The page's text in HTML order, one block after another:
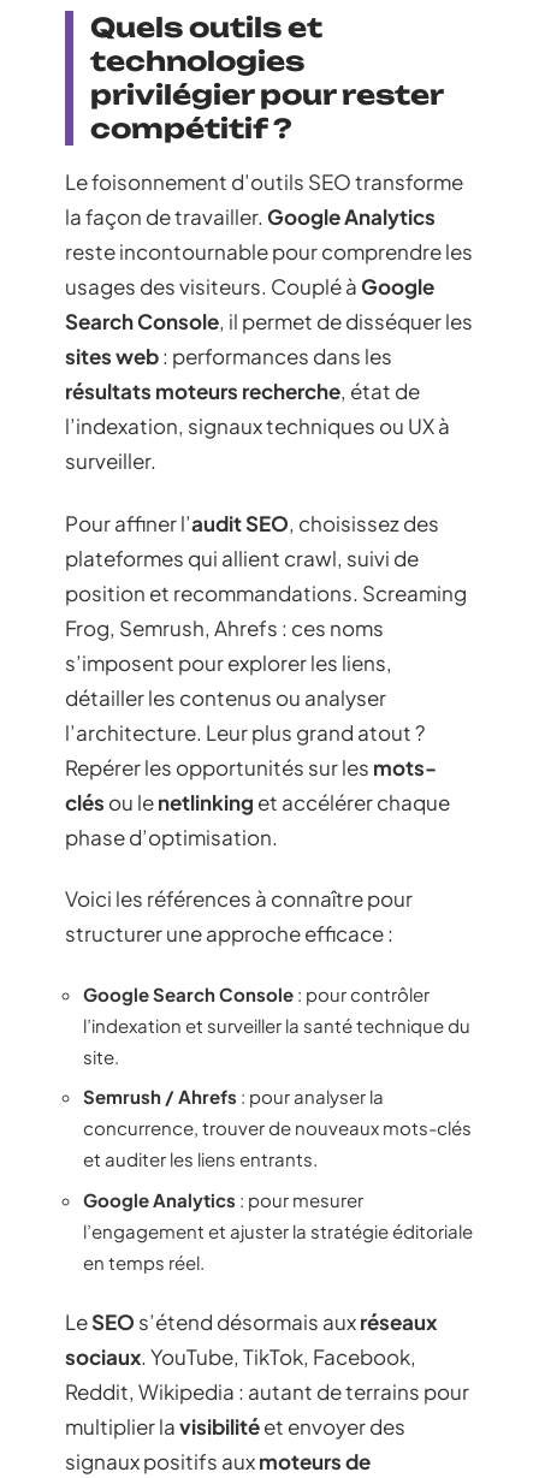
Quels outils et
technologies
privilégier pour rester
compétitif ?
Le foisonnement d’outils SEO transforme
la façon de travailler. Google Analytics
reste incontournable pour comprendre les
usages des visiteurs. Couplé àGoogle
Search Console, il permet de disséquer les
sites web: performances dans les
résultats moteurs recherche, état de
l’indexation, signaux techniques ou UX à
surveiller.
Pour affiner l’audit SEO, choisissez des
plateformes qui allient crawl, suivi de
position et recommandations. Screaming
Frog, Semrush, Ahrefs : ces noms
s’imposent pour explorer les liens,
détailler les contenus ou analyser
l’architecture. Leur plus grand atout ?
Repérer les opportunités sur les mots-
clés ou lenetlinking et accélérer chaque
phase d’optimisation.
Voici les références à connaître pour
structurer une approche efficace :
Google Search Console : pour contrôler
l’indexation et surveiller la santé technique du
site.
Semrush / Ahrefs : pour analyser la
concurrence, trouver de nouveaux mots-clés
et auditer les liens entrants.
Google Analytics : pour mesurer
l’engagement et ajuster la stratégie éditoriale
en temps réel.
LeSEO s’étend désormais auxréseaux
sociaux. YouTube, TikTok, Facebook,
Reddit, Wikipedia : autant de terrains pour
multiplier lavisibilitéet envoyer des
signaux positifs auxmoteurs de